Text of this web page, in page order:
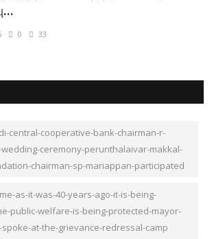
0 33
central-cooperative-bank-chairman-r-
ceremony-perunthalaivar-makkal-
chairman-sp-mariappan-participated
as-it-was-40-years-ago-it-is-being-
public-welfare-is-being-protected-mayor-
at-the-grievance-redressal-camp